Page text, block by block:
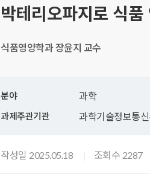
박테리오파지로 식
식품영양학과 장윤지 교수
분야 과학
과제주관기관 과학기술정보통
작성일 2025.05.18 조회수 2287